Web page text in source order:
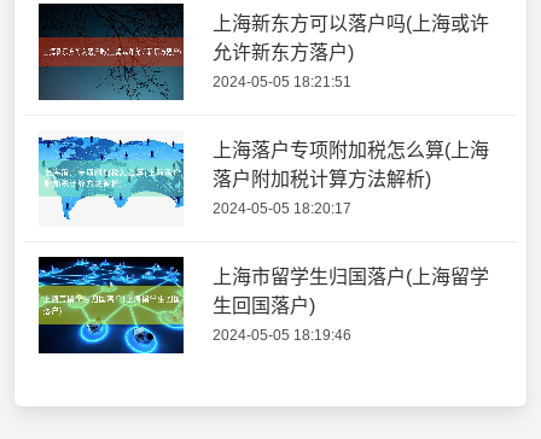
上海新东方可以落户吗(上海或许
允许新东方落户)
2024-05-05 18:21:51
上海落户专项附加税怎么算(上海
落户附加税计算方法解析)
2024-05-05 18:20:17
上海市留学生归国落户(上海留学
生回国落户)
2024-05-05 18:19:46